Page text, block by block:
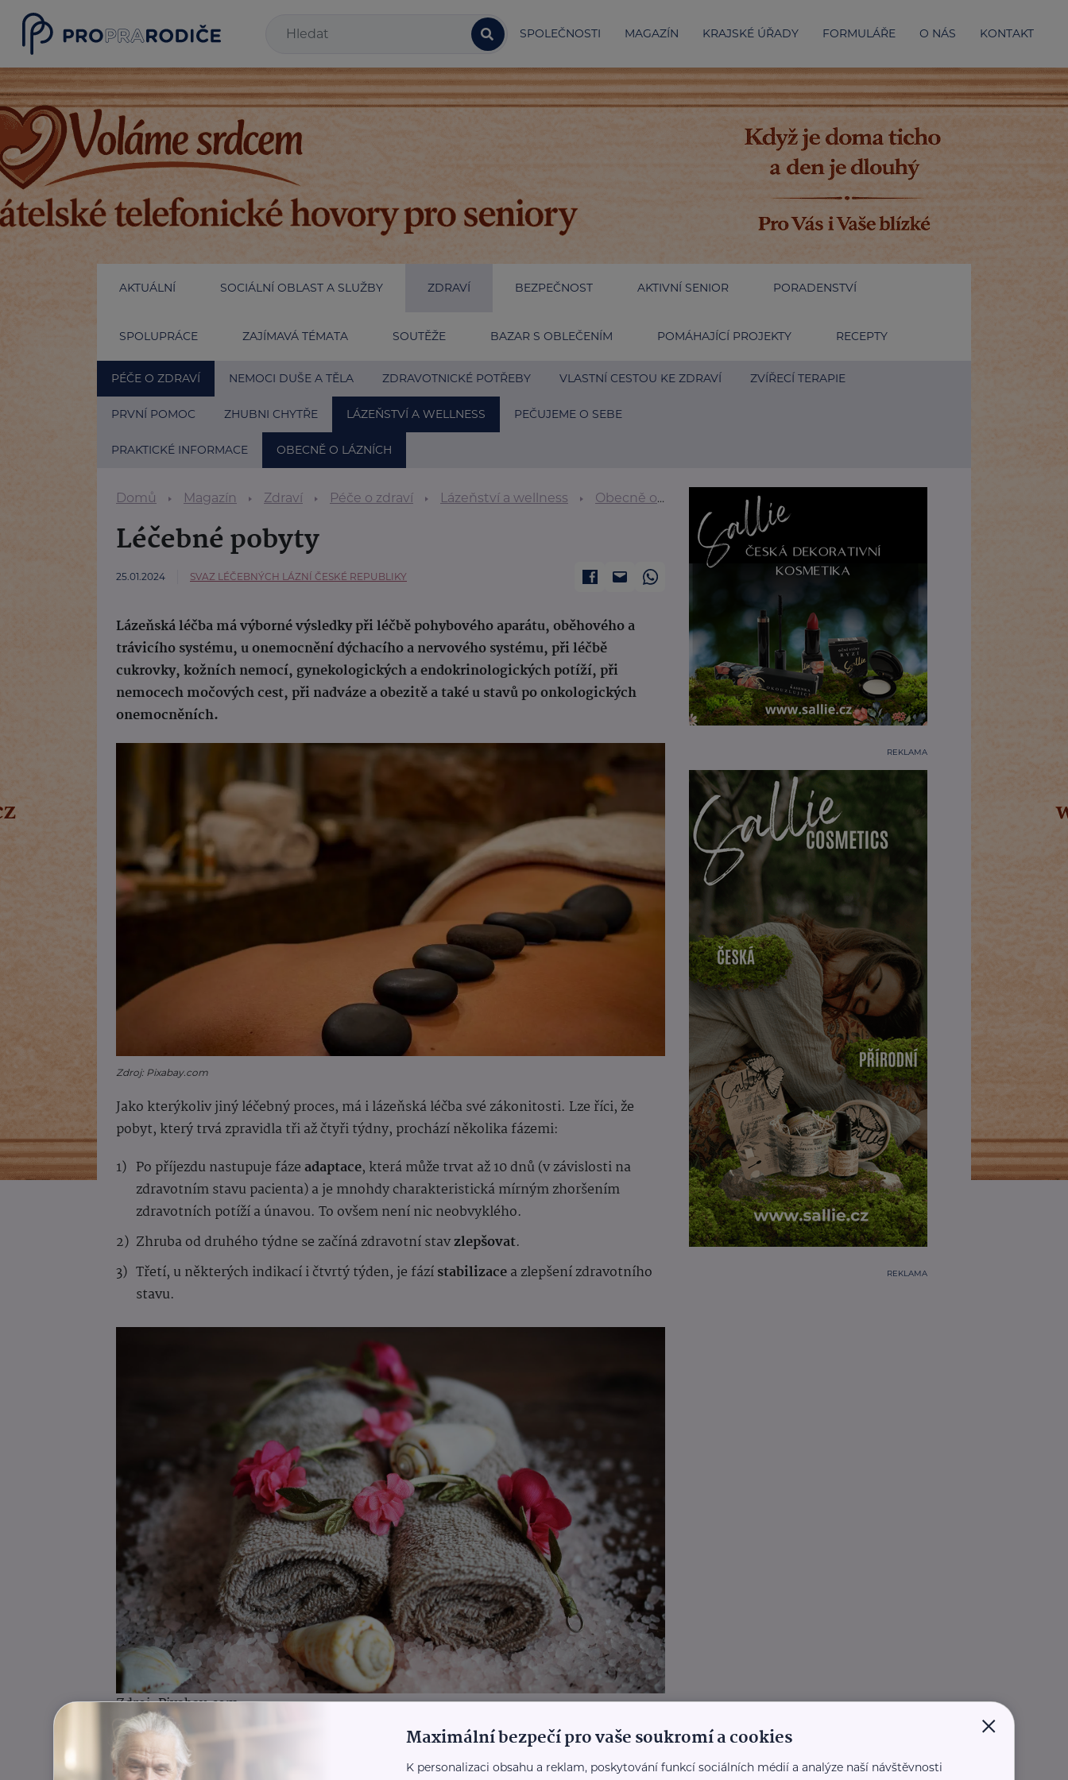
SPOLEČNOSTI MAGAZÍN KRAJSKÉ ÚŘADY FORMULÁŘE O NÁS KONTAKT
AKTUÁLNÍ SOCIÁLNÍ OBLAST A SLUŽBY ZDRAVÍ BEZPEČNOST AKTIVNÍ SENIOR PORADENSTVÍ
SPOLUPRÁCE ZAJÍMAVÁ TÉMATA SOUTĚŽE BAZAR S OBLEČENÍM POMÁHAJÍCÍ PROJEKTY RECEPTY
PÉČE O ZDRAVÍ NEMOCI DUŠE A TĚLA ZDRAVOTNICKÉ POTŘEBY VLASTNÍ CESTOU KE ZDRAVÍ ZVÍŘECÍ TERAPIE
PRVNÍ POMOC ZHUBNI CHYTŘE LÁZEŇSTVÍ A WELLNESS PEČUJEME O SEBE
PRAKTICKÉ INFORMACE OBECNĚ O LÁZNÍCH
Domů Magazín Zdraví Péče o zdraví Lázeňství a wellness Obecně o lázních Léčebné pobyty
Léčebné pobyty
25.01.2024 SVAZ LÉČEBNÝCH LÁZNÍ ČESKÉ REPUBLIKY
Lázeňská léčba má výborné výsledky při léčbě pohybového aparátu, oběhového a
trávicího systému, u onemocnění dýchacího a nervového systému, při léčbě
cukrovky, kožních nemocí, gynekologických a endokrinologických potíží, při
nemocech močových cest, při nadváze a obezitě a také u stavů po onkologických
onemocněních.
Zdroj: Pixabay.com
Jako kterýkoliv jiný léčebný proces, má i lázeňská léčba své zákonitosti. Lze říci, že
pobyt, který trvá zpravidla tři až čtyři týdny, prochází několika fázemi:
Po příjezdu nastupuje fázeadaptace, která může trvat až 10 dnů (v závislosti na
zdravotním stavu pacienta) a je mnohdy charakteristická mírným zhoršením
zdravotních potíží a únavou. To ovšem není nic neobvyklého.
Zhruba od druhého týdne se začíná zdravotní stavzlepšovat.
Třetí, u některých indikací i čtvrtý týden, je fázístabilizacea zlepšení zdravotního
stavu.
Zdroj: Pixabay.com
Léčebný program
REKLAMA
REKLAMA
×
Maximální bezpečí pro vaše soukromí a cookies
K personalizaci obsahu a reklam, poskytování funkcí sociálních médií a analýze naší návštěvnosti